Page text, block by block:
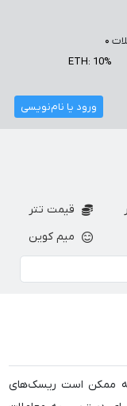
۰
ETH: 10%
ورود یا نام‌نویسی
قیمت تتر
میم کوین
که ممکن است ریسک‌های